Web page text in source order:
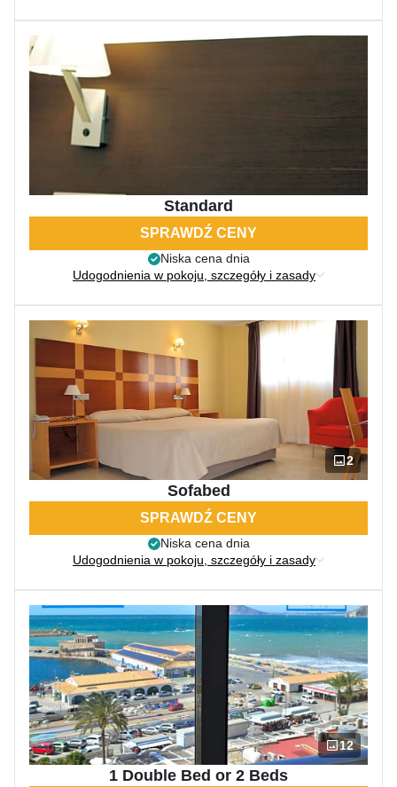
Standard
SPRAWDŹ CENY
Niska cena dnia
Udogodnienia w pokoju, szczegóły i zasady
2
Sofabed
SPRAWDŹ CENY
Niska cena dnia
Udogodnienia w pokoju, szczegóły i zasady
12
1 Double Bed or 2 Beds